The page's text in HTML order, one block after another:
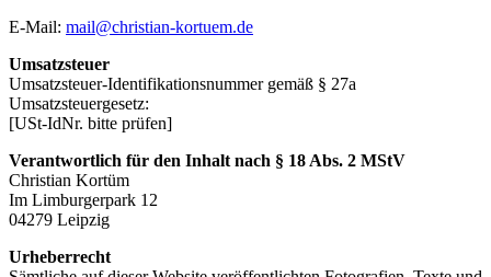
E-Mail: mail@christian-kortuem.de
Umsatzsteuer
Umsatzsteuer-Identifikationsnummer gemäß § 27a
Umsatzsteuergesetz:
[USt-IdNr. bitte prüfen]
Verantwortlich für den Inhalt nach § 18 Abs. 2 MStV
Christian Kortüm
Im Limburgerpark 12
04279 Leipzig
Urheberrecht